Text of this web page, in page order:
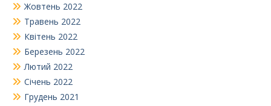
Жовтень 2022
Травень 2022
Квітень 2022
Березень 2022
Лютий 2022
Січень 2022
Грудень 2021